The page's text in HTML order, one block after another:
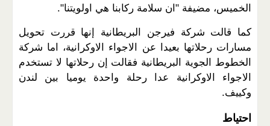
الخميس، مضيفة "ان سلامة ركابنا هي اولويتنا."
كما قالت شركة فيرجن البريطانية إنها قررت تحويل
مسارات رحلاتها بعيدا عن الاجواء الاوكرانية، اما شركة
الخطوط الجوية البريطانية فقالت إن رحلاتها لا تستخدم
الاجواء الاوكرانية عدا رحلة واحدة يوميا بين لندن
وكييف.
احتياط